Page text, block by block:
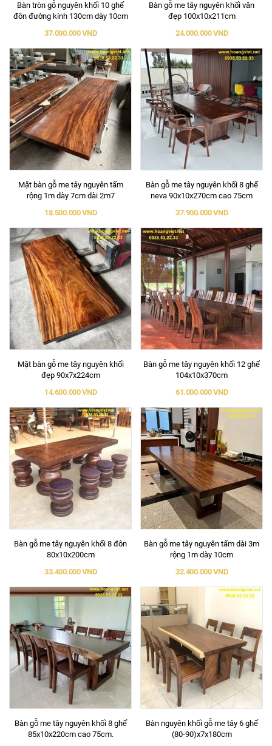
Bàn tròn gỗ nguyên khối 10 ghế
đôn đường kính 130cm dày 10cm
37.000.000 VND
Bàn gỗ me tây nguyên khối vân
đẹp 100x10x211cm
24.000.000 VND
Mặt bàn gỗ me tây nguyên tấm
rộng 1m dày 7cm dài 2m7
18.500.000 VND
Bàn gỗ me tây nguyên khối 8 ghế
neva 90x10x270cm cao 75cm
37.900.000 VND
Mặt bàn gỗ me tây nguyên khối
đẹp 90x7x224cm
14.600.000 VND
Bàn gỗ me tây nguyên khối 12 ghế
104x10x370cm
61.000.000 VND
Bàn gỗ me tây nguyên khối 8 đôn
80x10x200cm
33.400.000 VND
Bàn gỗ me tây nguyên tấm dài 3m
rộng 1m dày 10cm
32.400.000 VND
Bàn gỗ me tây nguyên khối 8 ghế
85x10x220cm cao 75cm.
Bàn nguyên khối gỗ me tây 6 ghế
(80-90)x7x180cm